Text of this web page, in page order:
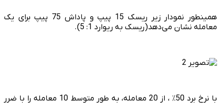
همین­طور نمودار زیر ریسک 15 پیپ و پاداش 75 پیپ برای یک
معامله نشان می‌­دهد(ریسک به ریوارد 1: 5).
با نرخ برد 50٪ ، از 20 معامله، به طور متوسط ​​10 معامله را با ضرر